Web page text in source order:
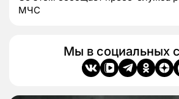
МЧС
Мы в социальных